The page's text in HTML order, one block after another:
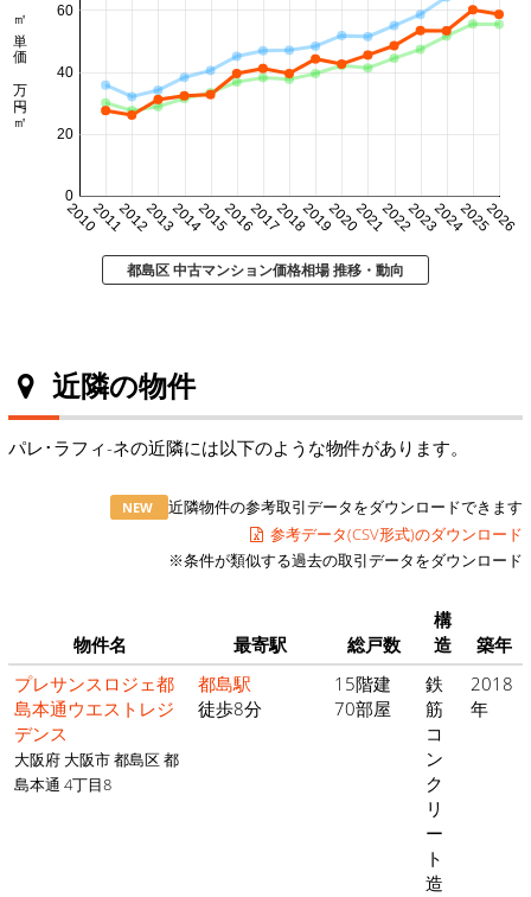
20102011201220132014201520162017201820192020202120222023202420252026
0
20
40
60
㎡単価 万円/㎡
都島区 中古マンション価格相場 推移・動向
近隣の物件
パレ･ラフィ-ネの近隣には以下のような物件があります。
NEW
近隣物件の参考取引データをダウンロードできます
参考データ(CSV形式)のダウンロード
※条件が類似する過去の取引データをダウンロード
物件名 最寄駅 総戸数
構
造
築年
プレサンスロジェ都
島本通ウエストレジ
デンス
大阪府 大阪市 都島区 都
島本通 4丁目8
都島駅
徒歩8分
15階建
70部屋
鉄
筋
コ
ン
ク
リ
ー
ト
造
2018
年